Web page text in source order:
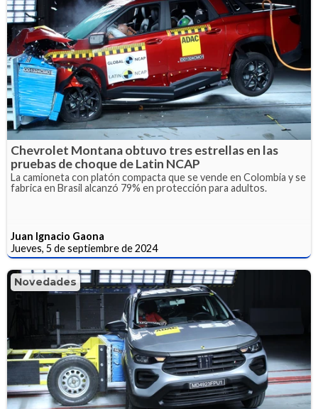
Chevrolet Montana obtuvo tres estrellas en las
pruebas de choque de Latin NCAP
La camioneta con platón compacta que se vende en Colombia y se
fabrica en Brasil alcanzó 79% en protección para adultos.
Juan Ignacio Gaona
Jueves, 5 de septiembre de 2024
Novedades